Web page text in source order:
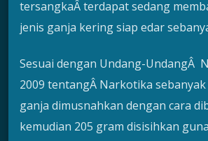
tersangkaÂ terdapat sedang
jenis ganja kering siap edar
Sesuai dengan Undang-UndangÂ
2009 tentangÂ Narkotika sebanyak
ganja dimusnahkan dengan cara
kemudian 205 gram disisihkan